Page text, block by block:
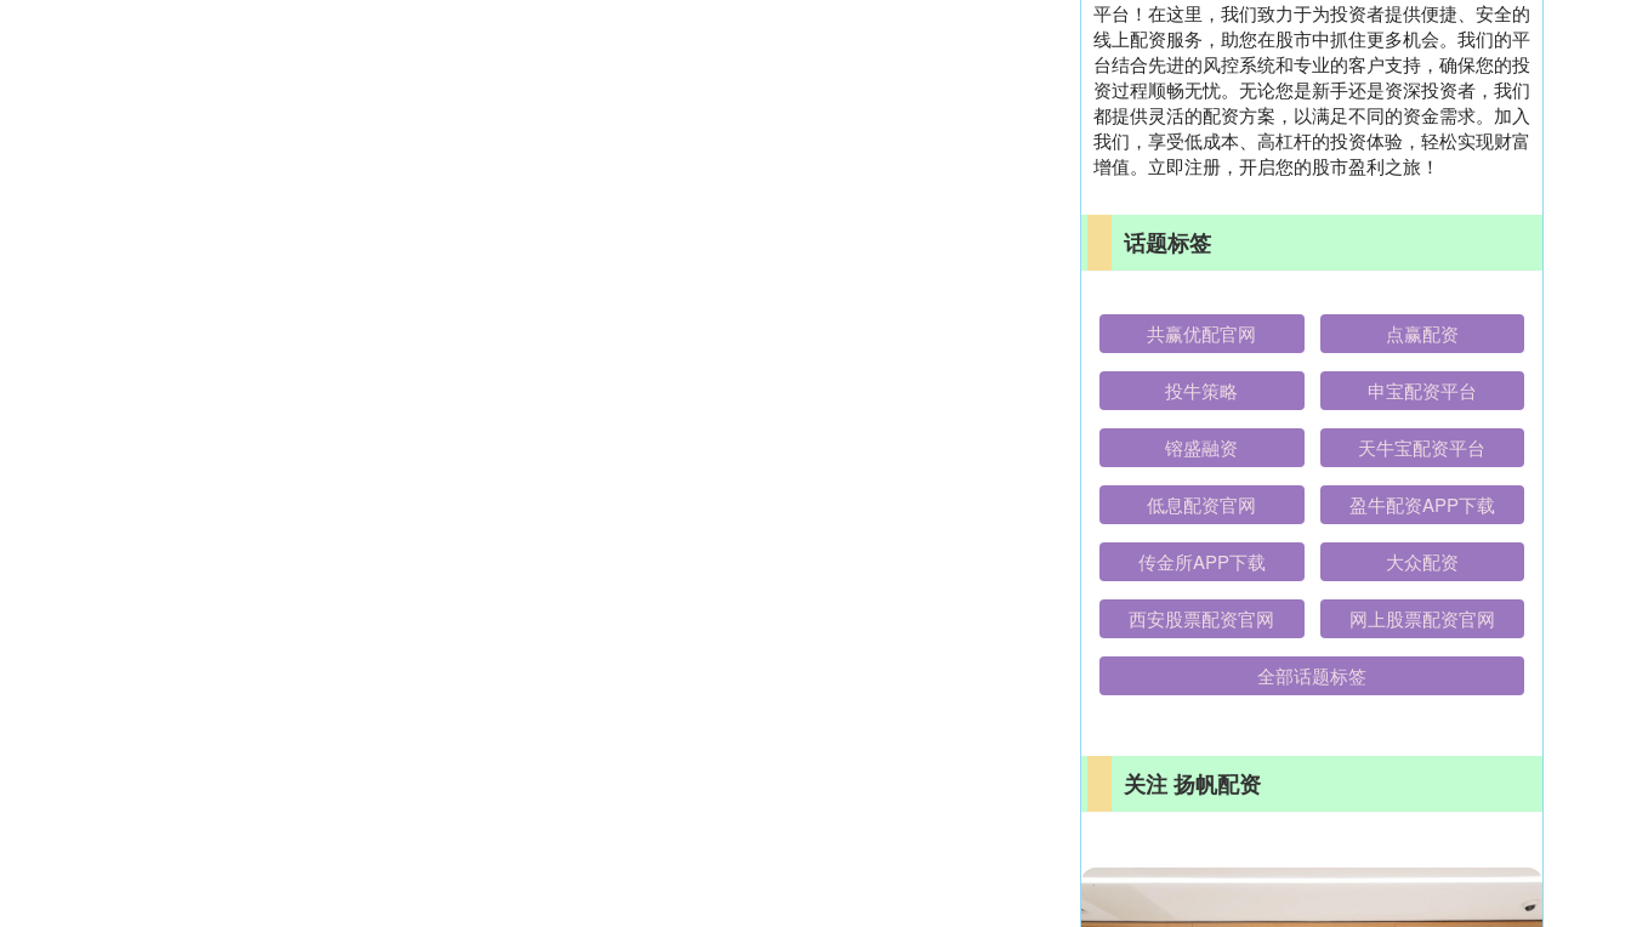
平台！在这里，我们致力于为投资者提供便捷、安全的
线上配资服务，助您在股市中抓住更多机会。我们的平
台结合先进的风控系统和专业的客户支持，确保您的投
资过程顺畅无忧。无论您是新手还是资深投资者，我们
都提供灵活的配资方案，以满足不同的资金需求。加入
我们，享受低成本、高杠杆的投资体验，轻松实现财富
增值。立即注册，开启您的股市盈利之旅！
话题标签
共赢优配官网 点赢配资
投牛策略 申宝配资平台
镕盛融资 天牛宝配资平台
低息配资官网 盈牛配资APP下载
传金所APP下载 大众配资
西安股票配资官网 网上股票配资官网
全部话题标签
关注 扬帆配资